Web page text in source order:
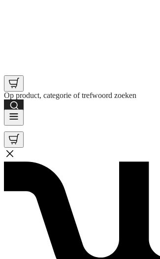
Op product, categorie of trefwoord zoeken